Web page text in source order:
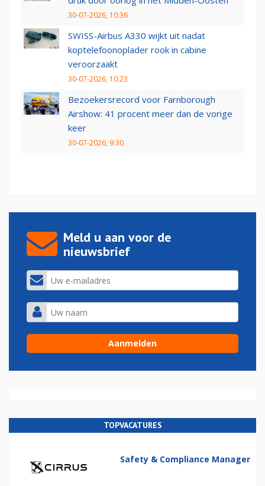
30-07-2026, 10:36
SWISS-Airbus A330 wijkt uit nadat
koptelefoonoplader rook in cabine
veroorzaakt
30-07-2026, 10:23
Bezoekersrecord voor Farnborough
Airshow: 41 procent meer dan de vorige
keer
30-07-2026, 9:30
Meld u aan voor de
nieuwsbrief
TOPVACATURES
Safety & Compliance Manager